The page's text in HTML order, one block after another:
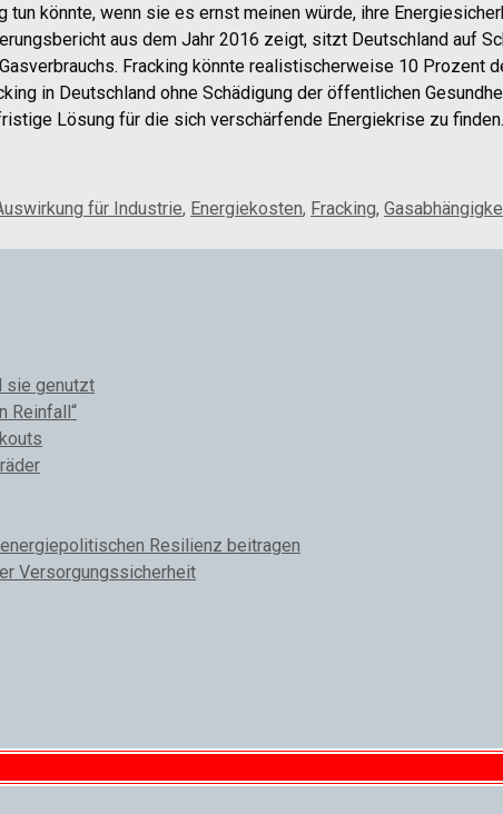
tun könnte, wenn sie es ernst meinen würde, ihre
aus dem Jahr 2016 zeigt, sitzt Deutschland auf
Fracking könnte realistischerweise 10 Prozent
in Deutschland ohne Schädigung der öffentlichen
Lösung für die sich verschärfende Energiekrise zu finden.
für Industrie, Energiekosten, Fracking,
sie genutzt
Reinfall“
Resilienz beitragen
Versorgungssicherheit